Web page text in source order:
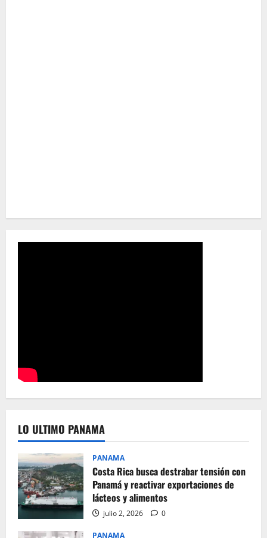
LO ULTIMO PANAMA
PANAMA
Costa Rica busca destrabar tensión con
Panamá y reactivar exportaciones de
lácteos y alimentos
julio 2, 2026 0
PANAMA